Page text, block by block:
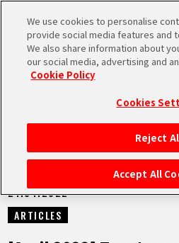
ACCUEIL
NEWS
NEWS
21.04.2022
ARTICLES
We use cookies to personalise
provide social media features and
We also share information about
our social media, advertising and
Cookie Policy
Cookies
Reject
Accept All